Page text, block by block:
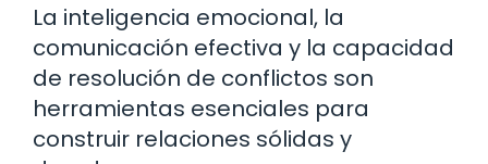
La inteligencia emocional, la
comunicación efectiva y la capacidad
de resolución de conflictos son
herramientas esenciales para
construir relaciones sólidas y